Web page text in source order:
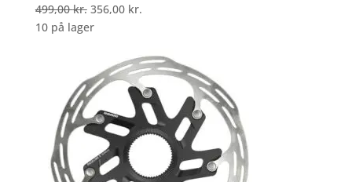
499,00kr. Den
oprindelige
499,00 kr..
356,00 kr.Den
er:
356,00 kr..
10 på lager